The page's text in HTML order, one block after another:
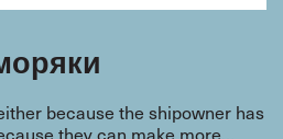
because the shipowner has
they can make more